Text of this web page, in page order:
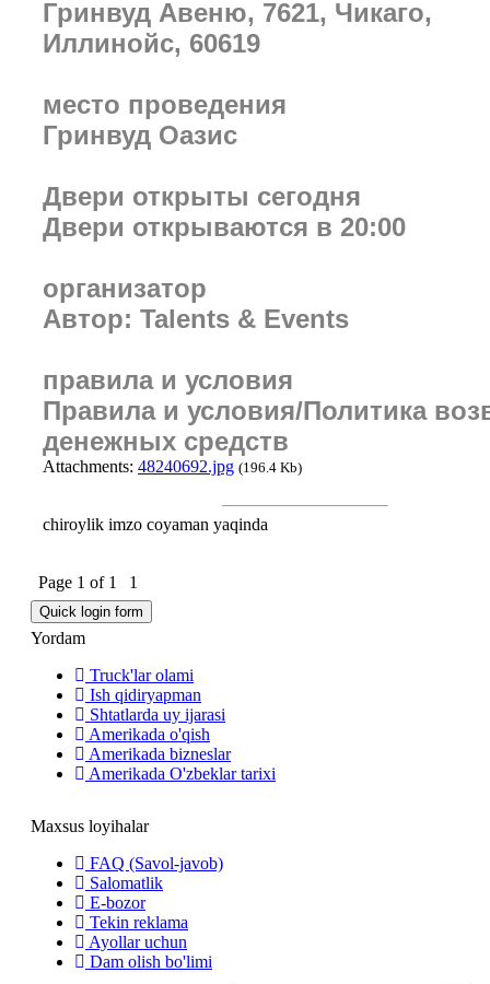
Гринвуд Авеню, 7621, Чикаго,
Иллинойс, 60619
место проведения
Гринвуд Оазис
Двери открыты сегодня
Двери открываются в 20:00
организатор
Автор: Talents & Events
правила и условия
Правила и условия/Политика
денежных средств
Attachments: 48240692.jpg (196.4 Kb)
chiroylik imzo coyaman yaqinda
Page 1 of 1 1
Yordam
Truck'lar olami
Ish qidiryapman
Shtatlarda uy ijarasi
Amerikada o'qish
Amerikada bizneslar
Amerikada O'zbeklar tarixi
Maxsus loyihalar
FAQ (Savol-javob)
Salomatlik
E-bozor
Tekin reklama
Ayollar uchun
Dam olish bo'limi